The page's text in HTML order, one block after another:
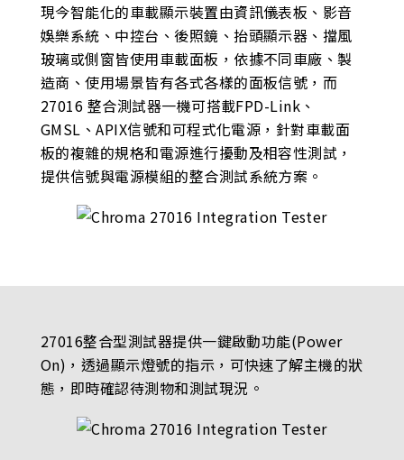
現今智能化的車載顯示裝置由資訊儀表板、影音
娛樂系統、中控台、後照鏡、抬頭顯示器、擋風
玻璃或側窗皆使用車載面板，依據不同車廠、製
造商、使用場景皆有各式各樣的面板信號，而
27016 整合測試器一機可搭載FPD-Link、
GMSL、APIX信號和可程式化電源，針對車載面
板的複雜的規格和電源進行擾動及相容性測試，
提供信號與電源模組的整合測試系統方案。
27016整合型測試器提供一鍵啟動功能(Power
On)，透過顯示燈號的指示，可快速了解主機的狀
態，即時確認待測物和測試現況。